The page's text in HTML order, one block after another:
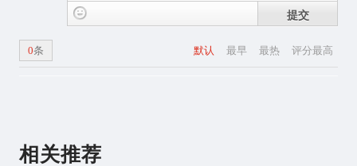
提交
默认 最早 最热 评分最高
0条
相关推荐